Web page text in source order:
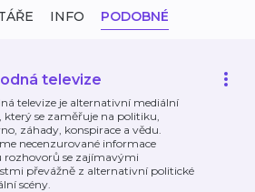
INFO PODOBNÉ
televize
televize je alternativní mediální
který se zaměřuje na politiku,
záhady, konspirace a vědu.
necenzurované informace
rozhovorů se zajímavými
převážně z alternativní politické
scény.